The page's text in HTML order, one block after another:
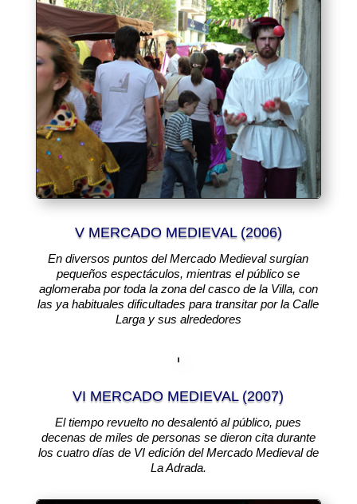
V MERCADO MEDIEVAL (2006)
En diversos puntos del Mercado Medieval surgían
pequeños espectáculos, mientras el público se
aglomeraba por toda la zona del casco de la Villa, con
las ya habituales dificultades para transitar por la Calle
Larga y sus alrededores
VI MERCADO MEDIEVAL (2007)
El tiempo revuelto no desalentó al público, pues
decenas de miles de personas se dieron cita durante
los cuatro días de VI edición del Mercado Medieval de
La Adrada.